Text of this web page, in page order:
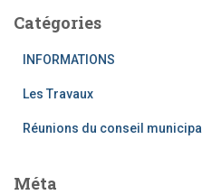
Catégories
INFORMATIONS
Les Travaux
Réunions du conseil municipal
Méta